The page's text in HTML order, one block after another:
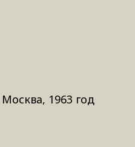
1963 год